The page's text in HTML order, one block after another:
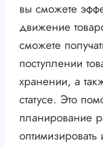
вы сможете
движение
сможете
поступлении
хранении, а
статусе. Это
планирование
оптимизировать